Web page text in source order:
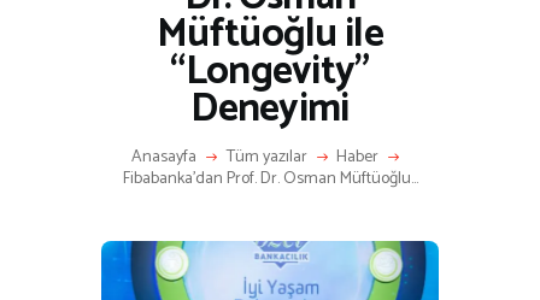
Müftüoğlu ile
“Longevity”
Deneyimi
Anasayfa Tüm yazılar Haber
Fibabanka’dan Prof. Dr. Osman Müftüoğlu...
RÖPORTAJ
ANNE-ÇOCUK
KÜLTÜR SANAT
HAKKIMDA
İLETIŞIM